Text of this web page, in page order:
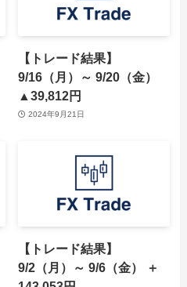
【トレード結果】
9/16（月）～ 9/20（金）
▲39,812円
2024年9月21日
【トレード結果】
9/2（月）～ 9/6（金） ＋